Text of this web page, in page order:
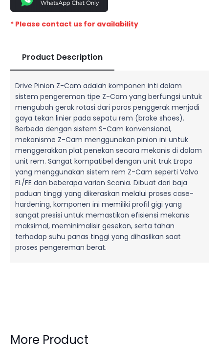
* Please contact us for availability
Product Description
Drive Pinion Z-Cam adalah komponen inti dalam
sistem pengereman tipe Z-Cam yang berfungsi untuk
mengubah gerak rotasi dari poros penggerak menjadi
gaya tekan linier pada sepatu rem (brake shoes).
Berbeda dengan sistem S-Cam konvensional,
mekanisme Z-Cam menggunakan pinion ini untuk
menggerakkan plat penekan secara mekanis di dalam
unit rem. Sangat kompatibel dengan unit truk Eropa
yang menggunakan sistem rem Z-Cam seperti Volvo
FL/FE dan beberapa varian Scania. Dibuat dari baja
paduan tinggi yang dikeraskan melalui proses case-
hardening, komponen ini memiliki profil gigi yang
sangat presisi untuk memastikan efisiensi mekanis
maksimal, meminimalisir gesekan, serta tahan
terhadap suhu panas tinggi yang dihasilkan saat
proses pengereman berat.
More Product